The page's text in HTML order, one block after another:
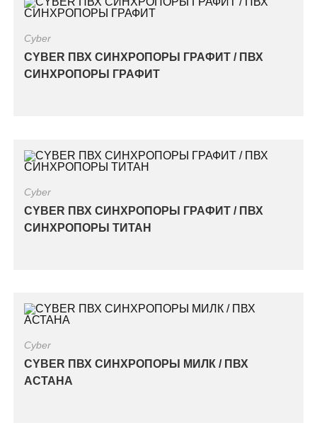
Cyber
CYBER ПВХ СИНХРОПОРЫ ГРАФИТ / ПВХ
СИНХРОПОРЫ ГРАФИТ
Cyber
CYBER ПВХ СИНХРОПОРЫ ГРАФИТ / ПВХ
СИНХРОПОРЫ ТИТАН
Cyber
CYBER ПВХ СИНХРОПОРЫ МИЛК / ПВХ
АСТАНА